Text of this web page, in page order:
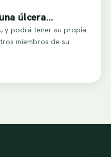
úlcera…
y podrá tener su propia
miembros de su